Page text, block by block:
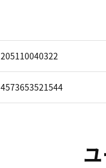
205110040322
4573653521544